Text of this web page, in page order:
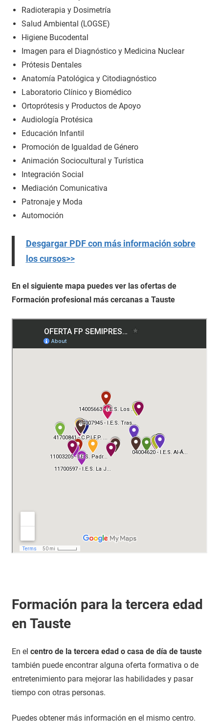
Radioterapia y Dosimetría
Salud Ambiental (LOGSE)
Higiene Bucodental
Imagen para el Diagnóstico y Medicina Nuclear
Prótesis Dentales
Anatomía Patológica y Citodiagnóstico
Laboratorio Clínico y Biomédico
Ortoprótesis y Productos de Apoyo
Audiología Protésica
Educación Infantil
Promoción de Igualdad de Género
Animación Sociocultural y Turística
Integración Social
Mediación Comunicativa
Patronaje y Moda
Automoción
Desgargar PDF con más información sobre
los cursos>>
En el siguiente mapa puedes ver las ofertas de
Formación profesional más cercanas a Tauste
Formación para la tercera edad
en Tauste
En el centro de la tercera edad o casa de día de tauste
también puede encontrar alguna oferta formativa o de
entretenimiento para mejorar las habilidades y pasar
tiempo con otras personas.
Puedes obtener más información en el mismo centro.